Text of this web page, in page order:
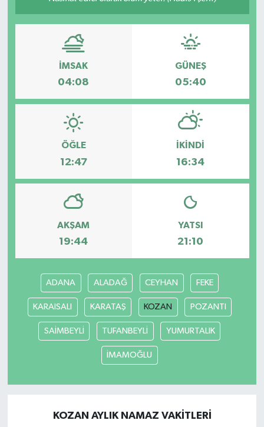
İMSAK
04:08
GÜNEŞ
05:40
ÖĞLE
12:47
İKINDI
16:34
AKŞAM
19:44
YATSI
21:10
ADANA ALADAĞ CEYHAN FEKE
KARAISALI KARATAŞ KOZAN POZANTI
SAİMBEYLİ TUFANBEYLİ YUMURTALIK
İMAMOĞLU
KOZAN AYLIK NAMAZ VAKITLERI
Eğitim